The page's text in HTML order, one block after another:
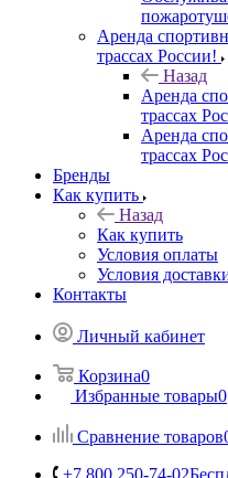
Аренда
трассах России!
Назад
Аренда
трассах
Аренда
трассах
Бренды
Как купить
Назад
Как купить
Условия оплаты
Условия
Контакты
Личный кабинет
Корзина0
Избранные товары0
Сравнение товаров
+7 800 250-74-02